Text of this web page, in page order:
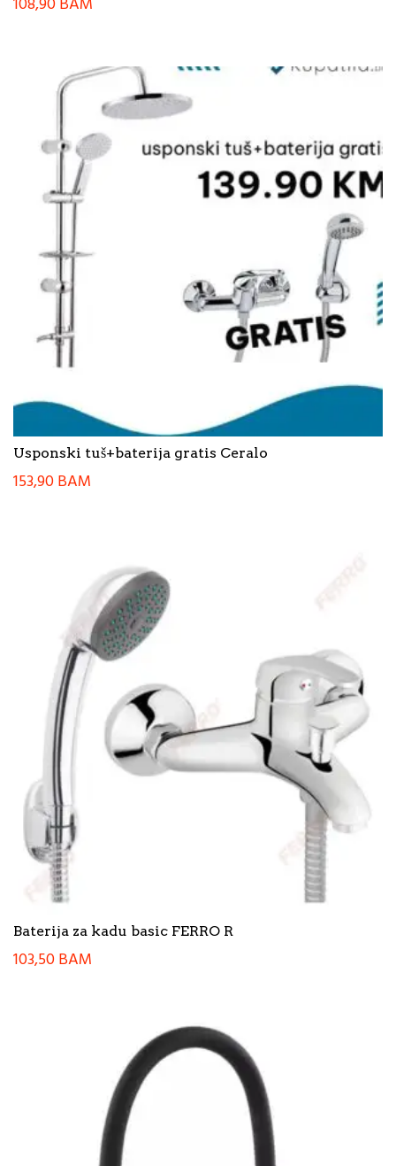
Usponski tuš+baterija gratis Ceralo
153,90BAM
Baterija za kadu basic FERRO R
103,50BAM